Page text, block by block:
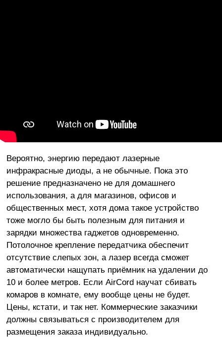
Вероятно, энергию передают лазерные
инфракрасные диоды, а не обычные. Пока это
решение предназначено не для домашнего
использования, а для магазинов, офисов и
общественных мест, хотя дома такое устройство
тоже могло бы быть полезным для питания и
зарядки множества гаджетов одновременно.
Потолочное крепление передатчика обеспечит
отсутствие слепых зон, а лазер всегда сможет
автоматически нащупать приёмник на удалении до
10 и более метров. Если AirCord научат сбивать
комаров в комнате, ему вообще цены не будет.
Цены, кстати, и так нет. Коммерческие заказчики
должны связываться с производителем для
размещения заказа индивидуально.